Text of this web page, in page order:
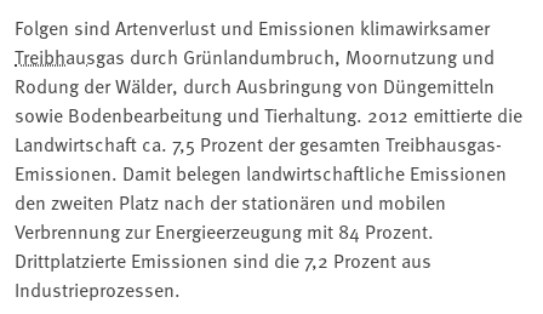
Folgen sind Artenverlust und Emissionen klimawirksamer
Treibhausgas durch Grünlandumbruch, Moornutzung und
Rodung der Wälder, durch Ausbringung von Düngemitteln
sowie Bodenbearbeitung und Tierhaltung. 2012 emittierte die
Landwirtschaft ca. 7,5 Prozent der gesamten Treibhausgas-
Emissionen. Damit belegen landwirtschaftliche Emissionen
den zweiten Platz nach der stationären und mobilen
Verbrennung zur Energieerzeugung mit 84 Prozent.
Drittplatzierte Emissionen sind die 7,2 Prozent aus
Industrieprozessen.